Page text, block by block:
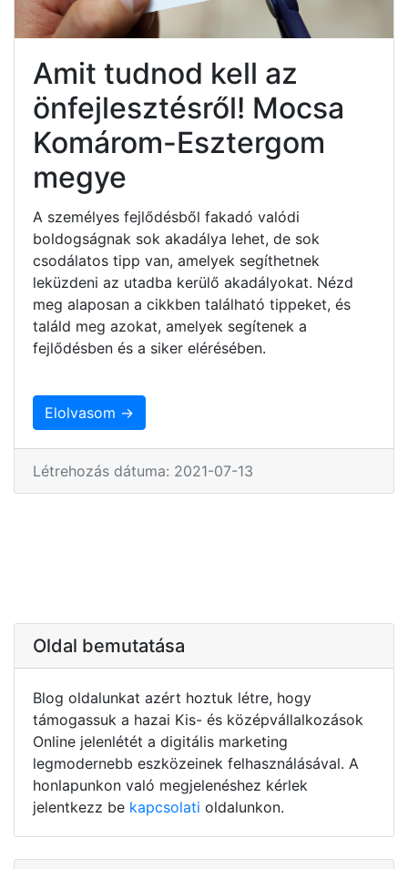
Amit tudnod kell az
önfejlesztésről! Mocsa
Komárom-Esztergom
megye
A személyes fejlődésből fakadó valódi
boldogságnak sok akadálya lehet, de sok
csodálatos tipp van, amelyek segíthetnek
leküzdeni az utadba kerülő akadályokat. Nézd
meg alaposan a cikkben található tippeket, és
találd meg azokat, amelyek segítenek a
fejlődésben és a siker elérésében.
Elolvasom →
Létrehozás dátuma: 2021-07-13
Oldal bemutatása
Blog oldalunkat azért hoztuk létre, hogy
támogassuk a hazai Kis- és középvállalkozások
Online jelenlétét a digitális marketing
legmodernebb eszközeinek felhasználásával. A
honlapunkon való megjelenéshez kérlek
jelentkezz be kapcsolati oldalunkon.